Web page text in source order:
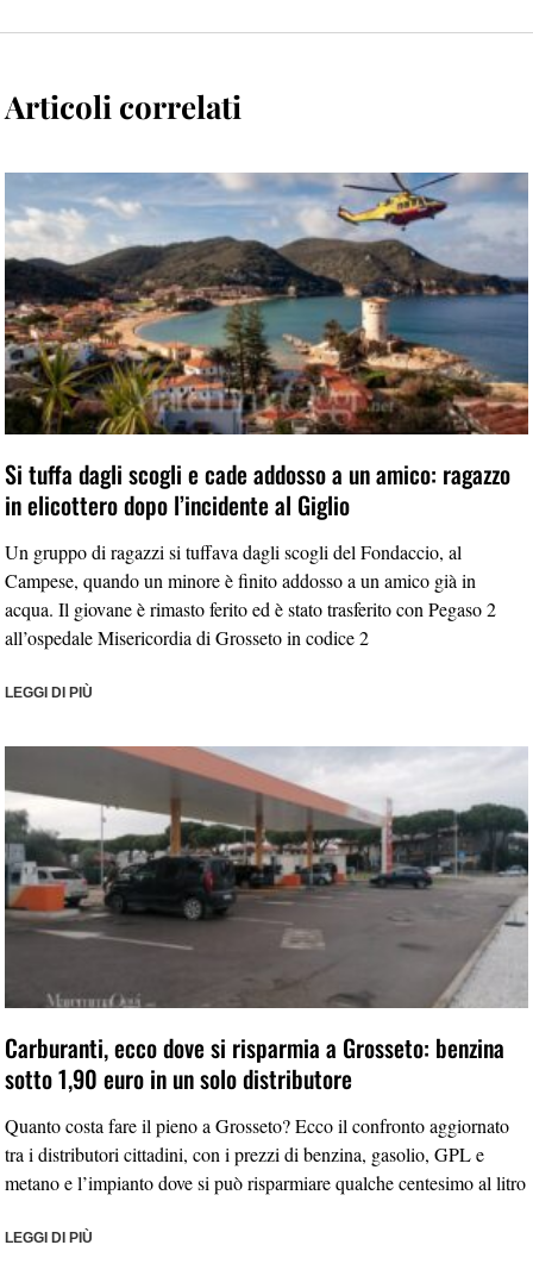
Articoli correlati
Si tuffa dagli scogli e cade addosso a un amico: ragazzo
in elicottero dopo l’incidente al Giglio
Un gruppo di ragazzi si tuffava dagli scogli del Fondaccio, al
Campese, quando un minore è finito addosso a un amico già in
acqua. Il giovane è rimasto ferito ed è stato trasferito con Pegaso 2
all’ospedale Misericordia di Grosseto in codice 2
LEGGI DI PIÙ
Carburanti, ecco dove si risparmia a Grosseto: benzina
sotto 1,90 euro in un solo distributore
Quanto costa fare il pieno a Grosseto? Ecco il confronto aggiornato
tra i distributori cittadini, con i prezzi di benzina, gasolio, GPL e
metano e l’impianto dove si può risparmiare qualche centesimo al litro
LEGGI DI PIÙ